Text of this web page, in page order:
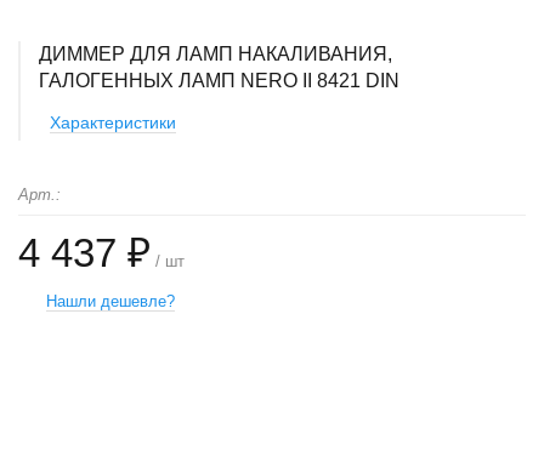
ДИММЕР ДЛЯ ЛАМП НАКАЛИВАНИЯ,
ГАЛОГЕННЫХ ЛАМП NERO II 8421 DIN
Характеристики
Арт.:
4 437 ₽ / шт
Нашли дешевле?